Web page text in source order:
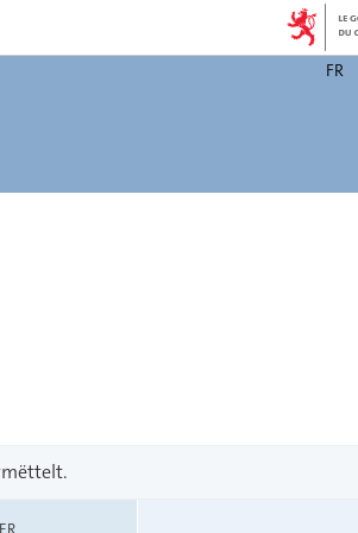
Changer
FR